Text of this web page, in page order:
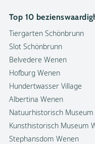
Top 10
Tiergarten Schönbrunn
Slot Schönbrunn
Belvedere Wenen
Hofburg Wenen
Hundertwasser Village
Albertina Wenen
Natuurhistorisch Museum
Kunsthistorisch Museum
Stephansdom Wenen